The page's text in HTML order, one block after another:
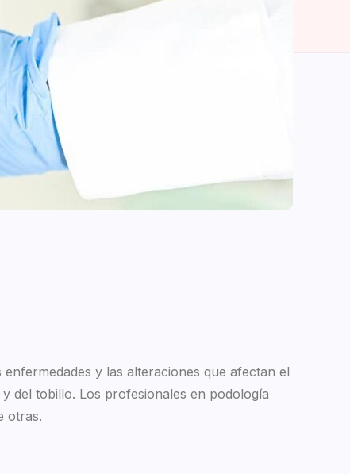
y las alteraciones que afectan el
del tobillo. Los profesionales en podología
otras.